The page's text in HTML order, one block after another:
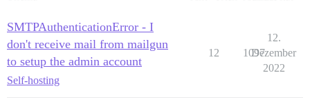
SMTPAuthenticationError - I
don't receive mail from mailgun
to setup the admin account
Self-hosting
12 1097
12.
Dezember
2022